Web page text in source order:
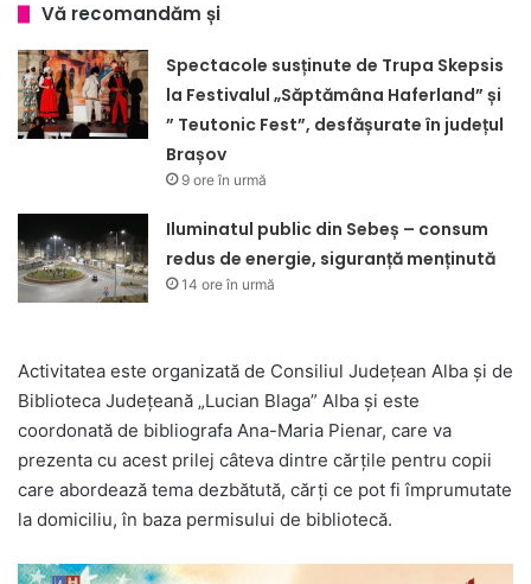
Vă recomandăm și
Spectacole susținute de Trupa Skepsis
la Festivalul „Săptămâna Haferland” și
” Teutonic Fest”, desfășurate în județul
Brașov
9 ore în urmă
Iluminatul public din Sebeș – consum
redus de energie, siguranță menținută
14 ore în urmă
Activitatea este organizată de Consiliul Județean Alba și de
Biblioteca Județeană „Lucian Blaga” Alba și este
coordonată de bibliografa Ana-Maria Pienar, care va
prezenta cu acest prilej câteva dintre cărțile pentru copii
care abordează tema dezbătută, cărți ce pot fi împrumutate
la domiciliu, în baza permisului de bibliotecă.